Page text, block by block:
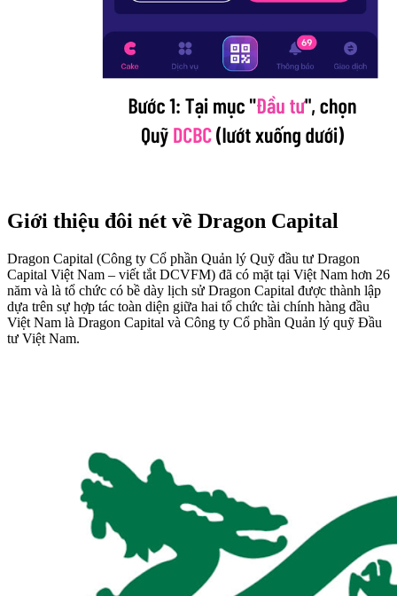
Giới thiệu đôi nét về Dragon Capital
Dragon Capital (Công ty Cổ phần Quản lý Quỹ đầu tư Dragon
Capital Việt Nam – viết tắt DCVFM) đã có mặt tại Việt Nam hơn 26
năm và là tổ chức có bề dày lịch sử Dragon Capital được thành lập
dựa trên sự hợp tác toàn diện giữa hai tổ chức tài chính hàng đầu
Việt Nam là Dragon Capital và Công ty Cổ phần Quản lý quỹ Đầu
tư Việt Nam.